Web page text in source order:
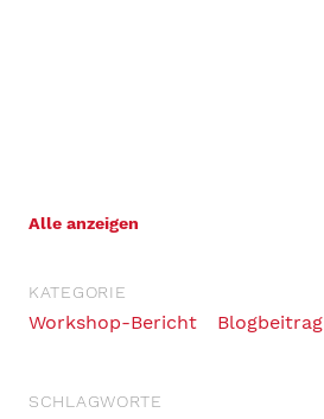
Alle anzeigen
KATEGORIE
Workshop-Bericht Blogbeitrag
SCHLAGWORTE